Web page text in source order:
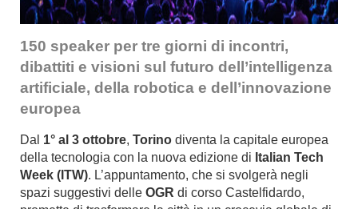
150 speaker per tre giorni di incontri,
dibattiti e visioni sul futuro dell’intelligenza
artificiale, della robotica e dell’innovazione
europea
Dal 1° al 3 ottobre, Torino diventa la capitale europea
della tecnologia con la nuova edizione di Italian Tech
Week (ITW). L’appuntamento, che si svolgerà negli
spazi suggestivi delle OGR di corso Castelfidardo,